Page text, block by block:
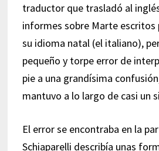
traductor que trasladó al
informes sobre Marte escritos
su idioma natal (el italiano),
pequeño y torpe error de
pie a una grandísima
mantuvo a lo largo de casi un
El error se encontraba en la
Schiaparelli describía unas